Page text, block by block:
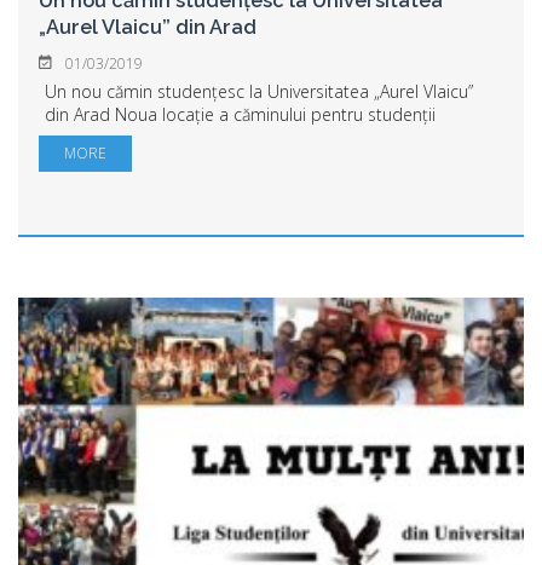
„Aurel Vlaicu” din Arad
01/03/2019
Un nou cămin studențesc la Universitatea „Aurel Vlaicu”
din Arad Noua locație a căminului pentru studenții
universității de stat din Arad va fi pe Calea Zimandului,
nr.8, în curtea actualei Facultăți...
MORE